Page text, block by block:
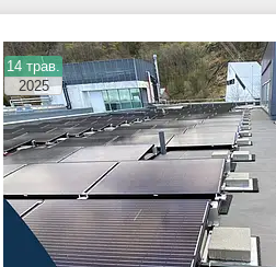
14 трав.
2025